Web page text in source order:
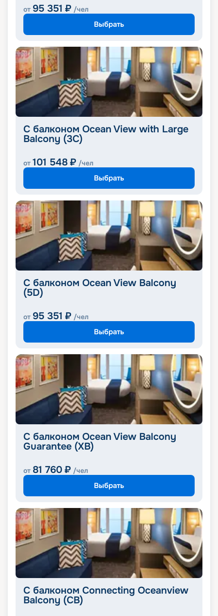
от 95 351 ₽ /чел
Выбрать
С балконом Ocean View with Large
Balcony (3C)
от 101 548 ₽ /чел
Выбрать
С балконом Ocean View Balcony
(5D)
от 95 351 ₽ /чел
Выбрать
С балконом Ocean View Balcony
Guarantee (XB)
от 81 760 ₽ /чел
Выбрать
С балконом Connecting Oceanview
Balcony (CB)